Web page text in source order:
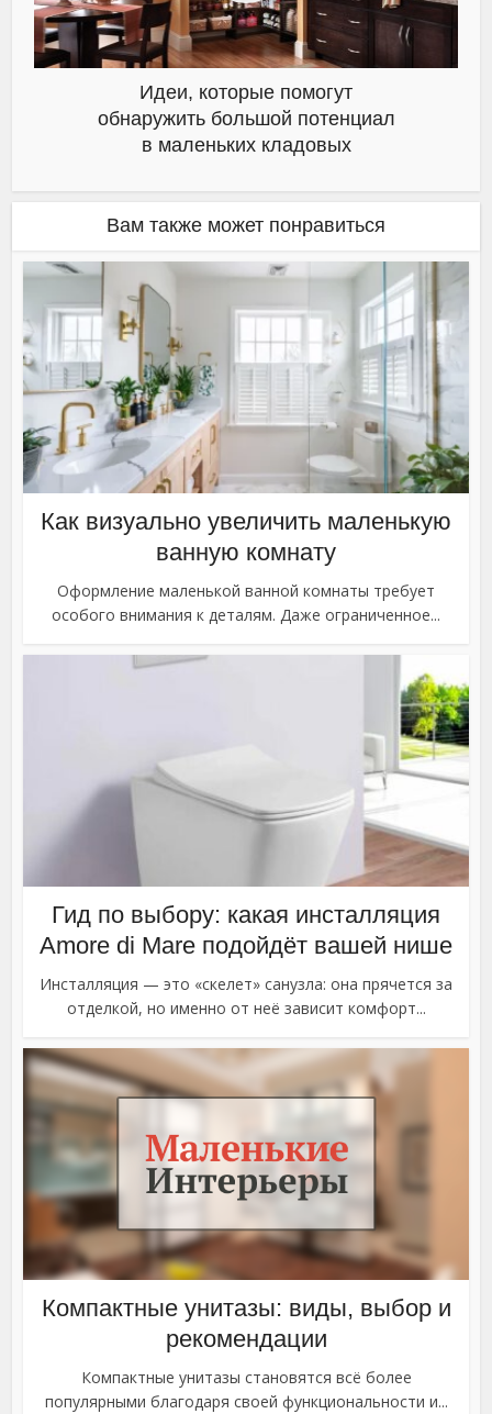
Идеи, которые помогут
обнаружить большой потенциал
в маленьких кладовых
Вам также может понравиться
Как визуально увеличить маленькую
ванную комнату
Оформление маленькой ванной комнаты требует
особого внимания к деталям. Даже ограниченное...
Гид по выбору: какая инсталляция
Amore di Mare подойдёт вашей нише
Инсталляция — это «скелет» санузла: она прячется за
отделкой, но именно от неё зависит комфорт...
Компактные унитазы: виды, выбор и
рекомендации
Компактные унитазы становятся всё более
популярными благодаря своей функциональности и...